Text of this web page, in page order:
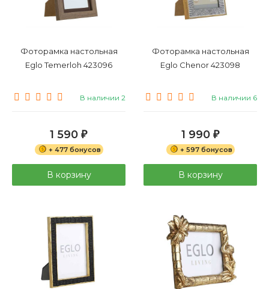
Фоторамка настольная
Eglo Temerloh 423096
В наличии 2
1 590 ₽
+ 477 бонусов
В корзину
Фоторамка настольная
Eglo Chenor 423098
В наличии 6
1 990 ₽
+ 597 бонусов
В корзину